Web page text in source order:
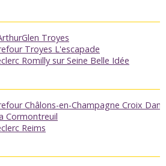
Troyes
Troyes L'escapade
Romilly sur Seine Belle Idée
Châlons-en-Champagne Croix
Cormontreuil
Reims